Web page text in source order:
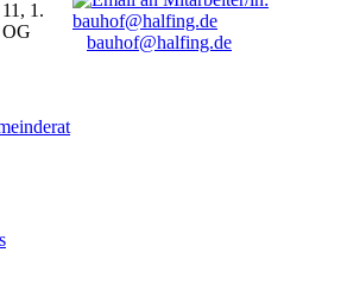
11, 1.
OG
bauhof@halfing.de